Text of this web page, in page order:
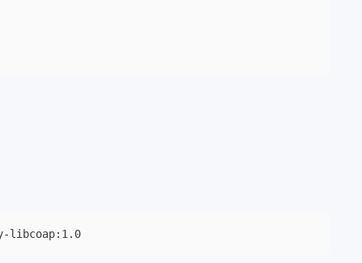
libcoap:1.0